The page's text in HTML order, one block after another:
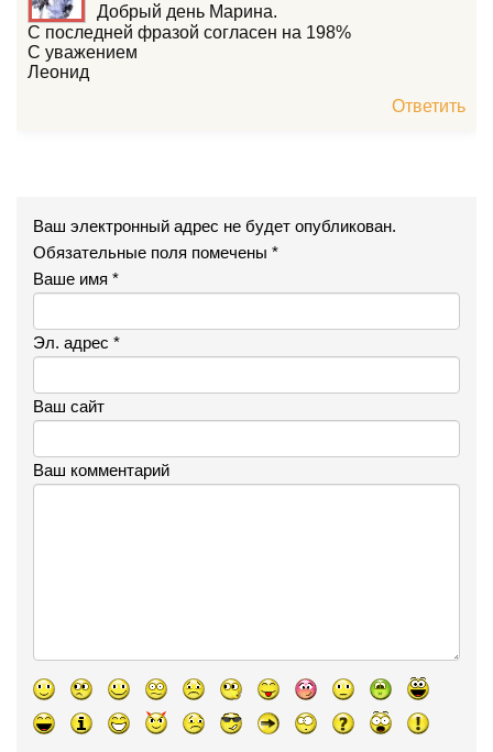
Добрый день Марина.
С последней фразой согласен на 198%
С уважением
Леонид
Ответить
Ваш электронный адрес не будет опубликован.
Обязательные поля помечены *
Ваше имя *
Эл. адрес *
Ваш сайт
Ваш комментарий